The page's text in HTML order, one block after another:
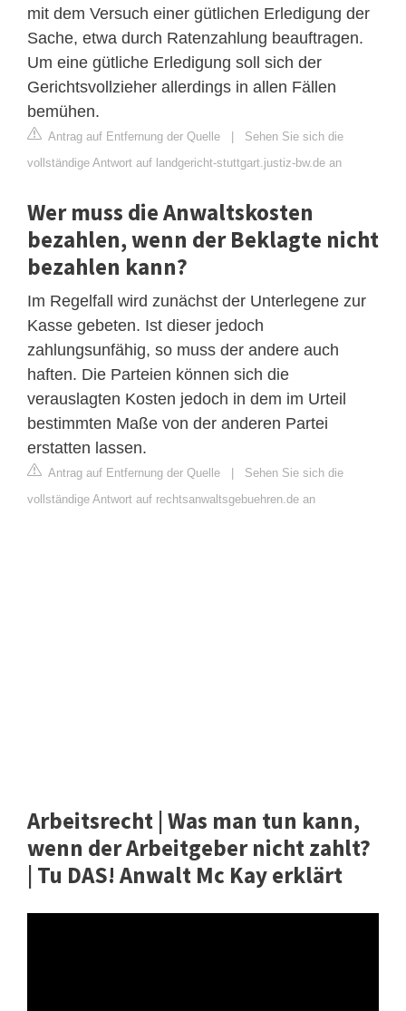
mit dem Versuch einer gütlichen Erledigung der
Sache, etwa durch Ratenzahlung beauftragen.
Um eine gütliche Erledigung soll sich der
Gerichtsvollzieher allerdings in allen Fällen
bemühen.
Antrag auf Entfernung der Quelle
Sehen Sie sich die
vollständige Antwort auf landgericht-stuttgart.justiz-bw.de an
Wer muss die Anwaltskosten
bezahlen, wenn der Beklagte nicht
bezahlen kann?
Im Regelfall wird zunächst der Unterlegene zur
Kasse gebeten. Ist dieser jedoch
zahlungsunfähig, so muss der andere auch
haften. Die Parteien können sich die
verauslagten Kosten jedoch in dem im Urteil
bestimmten Maße von der anderen Partei
erstatten lassen.
Antrag auf Entfernung der Quelle
Sehen Sie sich die
vollständige Antwort auf rechtsanwaltsgebuehren.de an
Arbeitsrecht | Was man tun kann,
wenn der Arbeitgeber nicht zahlt?
| Tu DAS! Anwalt Mc Kay erklärt